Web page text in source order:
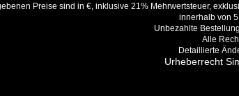
Preise sind in €, inklusive 21% Mehrwertsteuer,
innerhalb von
Unbezahlte
Alle
Detaillierte
Urheberrecht